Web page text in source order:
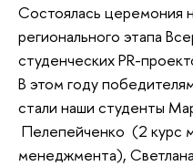
Состоялась церемония
регионального этапа
студенческих PR-
В этом году
стали наши студенты
Пелепейченко (2 курс
менеджмента),